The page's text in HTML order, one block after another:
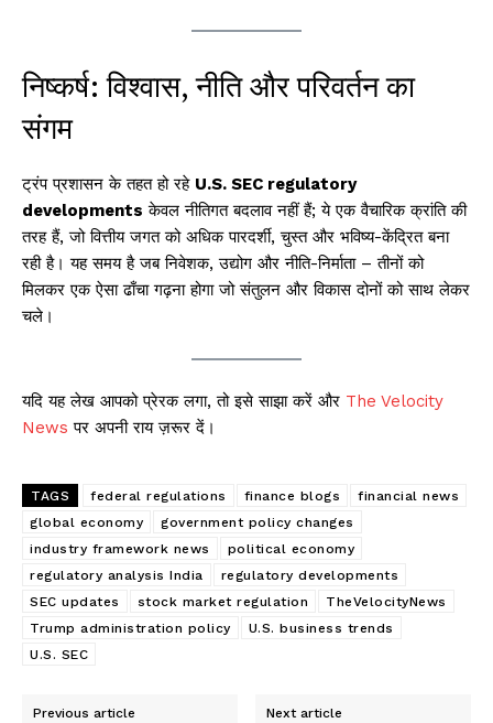
निष्कर्ष: विश्वास, नीति और परिवर्तन का
संगम
ट्रंप प्रशासन के तहत हो रहे U.S. SEC regulatory
developments केवल नीतिगत बदलाव नहीं हैं; ये एक वैचारिक क्रांति की
तरह हैं, जो वित्तीय जगत को अधिक पारदर्शी, चुस्त और भविष्य-केंद्रित बना
रही है। यह समय है जब निवेशक, उद्योग और नीति-निर्माता – तीनों को
मिलकर एक ऐसा ढाँचा गढ़ना होगा जो संतुलन और विकास दोनों को साथ लेकर
चले।
यदि यह लेख आपको प्रेरक लगा, तो इसे साझा करें और The Velocity
News पर अपनी राय ज़रूर दें।
TAGS federal regulations finance blogs
financial news
global economy
government policy changes
industry framework news
political economy
regulatory analysis India
regulatory developments
SEC updates
stock market regulation
TheVelocityNews
Trump administration policy
U.S. business trends
U.S. SEC
Previous article Next article